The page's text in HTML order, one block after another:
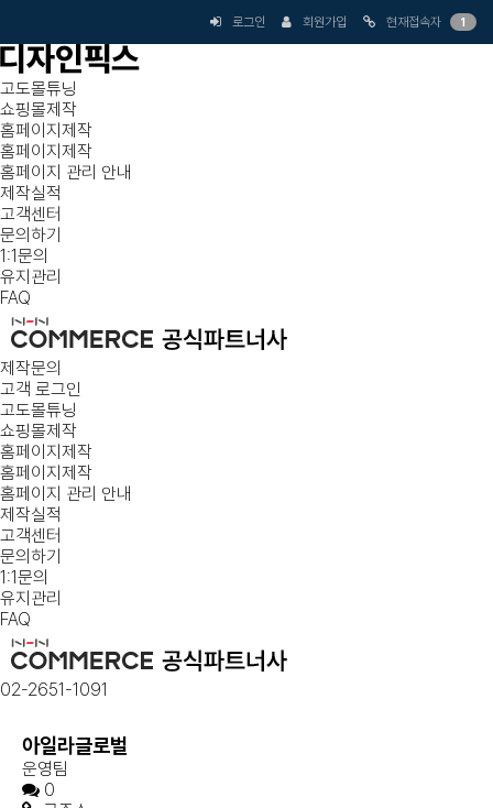
로그인 회원가입 현재접속자 1
고도몰튜닝
쇼핑몰제작
홈페이지제작
홈페이지제작
홈페이지 관리 안내
제작실적
고객센터
문의하기
1:1문의
유지관리
FAQ
제작문의
고객 로그인
고도몰튜닝
쇼핑몰제작
홈페이지제작
홈페이지제작
홈페이지 관리 안내
제작실적
고객센터
문의하기
1:1문의
유지관리
FAQ
02-2651-1091
아일라글로벌
운영팀
0